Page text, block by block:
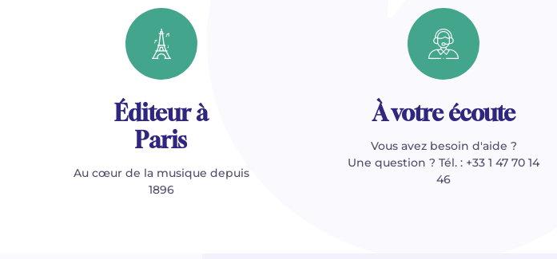
Éditeur à
Paris
Au cœur de la musique depuis
1896
À votre écoute
Vous avez besoin d'aide ?
Une question ? Tél. : +33 1 47 70 14
46